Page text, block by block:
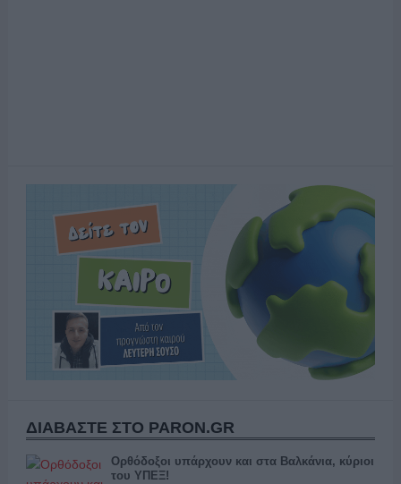
ΔΙΑΒΑΣΤΕ ΣΤΟ PARON.GR
Ορθόδοξοι υπάρχουν και στα Βαλκάνια, κύριοι
του ΥΠΕΞ!